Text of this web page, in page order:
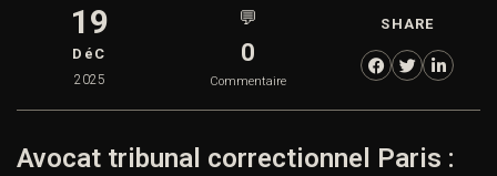
19
DéC
2025
💬
0
Commentaire
SHARE
Avocat tribunal correctionnel Paris :